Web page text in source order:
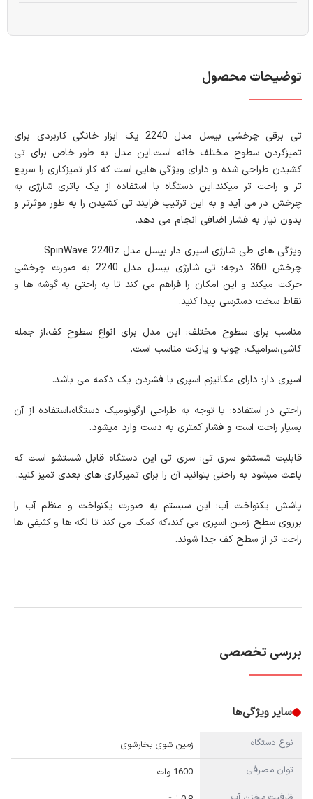
توضیحات محصول
تی برقی چرخشی بیسل مدل 2240 یک ابزار خانگی کاربردی برای
تمیزکردن سطوح مختلف خانه است.این مدل به طور خاص برای تی
کشیدن طراحی شده و دارای ویژگی هایی است که کار تمیزکاری را سریع
تر و راحت تر میکند.این دستگاه با استفاده از یک باتری شارژی به
چرخش در می آید و به این ترتیب فرایند تی کشیدن را به طور موثرتر و
بدون نیاز به فشار اضافی انجام می دهد.
ویژگی های طی شارژی اسپری دار بیسل مدل SpinWave 2240z
چرخش 360 درجه: تی شارژی بیسل مدل 2240 به صورت چرخشی
حرکت میکند و این امکان را فراهم می کند تا به راحتی به گوشه ها و
نقاط سخت دسترسی پیدا کنید.
مناسب برای سطوح مختلف: این مدل برای انواع سطوح کف،از جمله
کاشی،سرامیک، چوب و پارکت مناسب است.
اسپری دار: دارای مکانیزم اسپری با فشردن یک دکمه می باشد.
راحتی در استفاده: با توجه به طراحی ارگونومیک دستگاه،استفاده از آن
بسیار راحت است و فشار کمتری به دست وارد میشود.
قابلیت شستشو سری تی: سری تی این دستگاه قابل شستشو است که
باعث میشود به راحتی بتوانید آن را برای تمیزکاری های بعدی تمیز کنید.
پاشش یکنواخت آب: این سیستم به صورت یکنواخت و منظم آب را
برروی سطح زمین اسپری می کند،که کمک می کند تا لکه ها و کثیفی ها
راحت تر از سطح کف جدا شوند.
بررسی تخصصی
سایر ویژگی‌ها
نوع دستگاه
زمین‌ شوی بخارشوی
توان مصرفی
1600 وات